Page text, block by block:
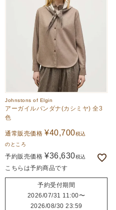
Johnstons of Elgin
アーガイルバンダナ(カシミヤ) 全3
色
通常販売価格 ¥40,700税込
のところ
予約販売価格 ¥36,630税込
こちらは予約商品です
予約受付期間
2026/07/31 11:00〜
2026/08/30 23:59